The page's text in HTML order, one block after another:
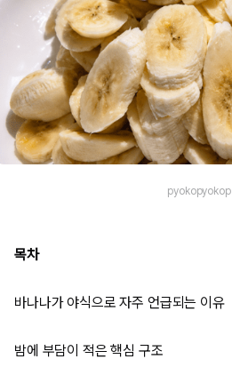
pyokopyokop
목차
바나나가 야식으로 자주 언급되는 이유
밤에 부담이 적은 핵심 구조